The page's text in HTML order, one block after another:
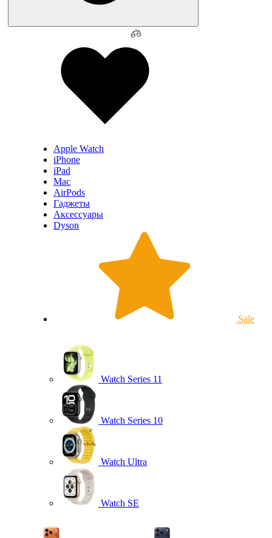
Apple Watch
iPhone
iPad
Mac
AirPods
Гаджеты
Аксессуары
Dyson
Sale
Watch Series 11
Watch Series 10
Watch Ultra
Watch SE